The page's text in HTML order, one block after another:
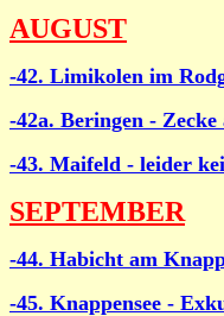
AUGUST
-42. Limikolen im
-42a. Beringen -
-43. Maifeld - leider
SEPTEMBER
-44. Habicht am
-45. Knappensee -